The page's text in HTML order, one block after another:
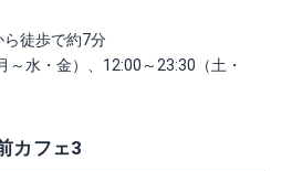
ら徒歩で約7分
～水・金）、12:00～23:30（土・
カフェ3